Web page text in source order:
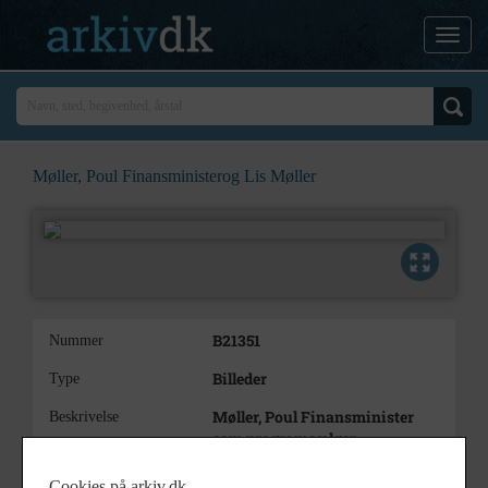
Møller, Poul Finansministerog Lis Møller
Nummer B21351
Type Billeder
Beskrivelse
Møller, Poul Finansminister
som programsælger